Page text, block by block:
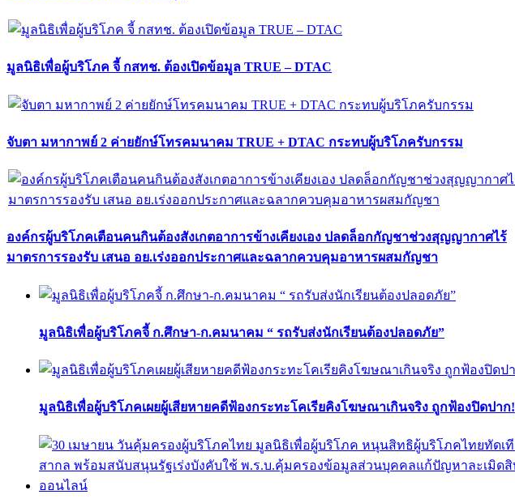
มูลนิธิเพื่อผู้บริโภค จี้ กสทช. ต้องเปิดข้อมูล TRUE – DTAC
จับตา มหากาพย์ 2 ค่ายยักษ์โทรคมนาคม TRUE + DTAC กระทบผู้บริโภครับกรรม
องค์กรผู้บริโภคเตือนคนกินต้องสังเกตอาการข้างเคียงเอง ปลดล็อกกัญชาช่วงสุญญากาศไร้
มาตรการรองรับ เสนอ อย.เร่งออกประกาศและฉลากควบคุมอาหารผสมกัญชา
มูลนิธิเพื่อผู้บริโภคจี้ ก.ศึกษา-ก.คมนาคม “ รถรับส่งนักเรียนต้องปลอดภัย”
มูลนิธิเพื่อผู้บริโภคเผยผู้เสียหายคดีฟ้องกระทะโคเรียคิงโฆษณาเกินจริง ถูกฟ้องปิดปาก!